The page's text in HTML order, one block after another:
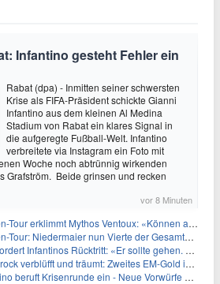
Infantino gesteht Fehler ein
Rabat (dpa) - Inmitten seiner schwersten
Krise als FIFA-Präsident schickte Gianni
Infantino aus dem kleinen Al Medina
Stadium von Rabat ein klares Signal in
die aufgeregte Fußball-Welt. Infantino
verbreitete via Instagram ein Foto mit
Woche noch abtrünnig wirkenden
Grafström. Beide grinsen und recken
vor 8 Minuten
erklimmt Mythos Ventoux: «Können alles schaffen»
Tour: Niedermaier nun Vierte der Gesamtwertung
Infantinos Rücktritt: «Er sollte gehen. Jetzt»
verblüfft und träumt: Zweites EM-Gold in Paris
beruft Krisenrunde ein - Neue Vorwürfe gegen FIFA